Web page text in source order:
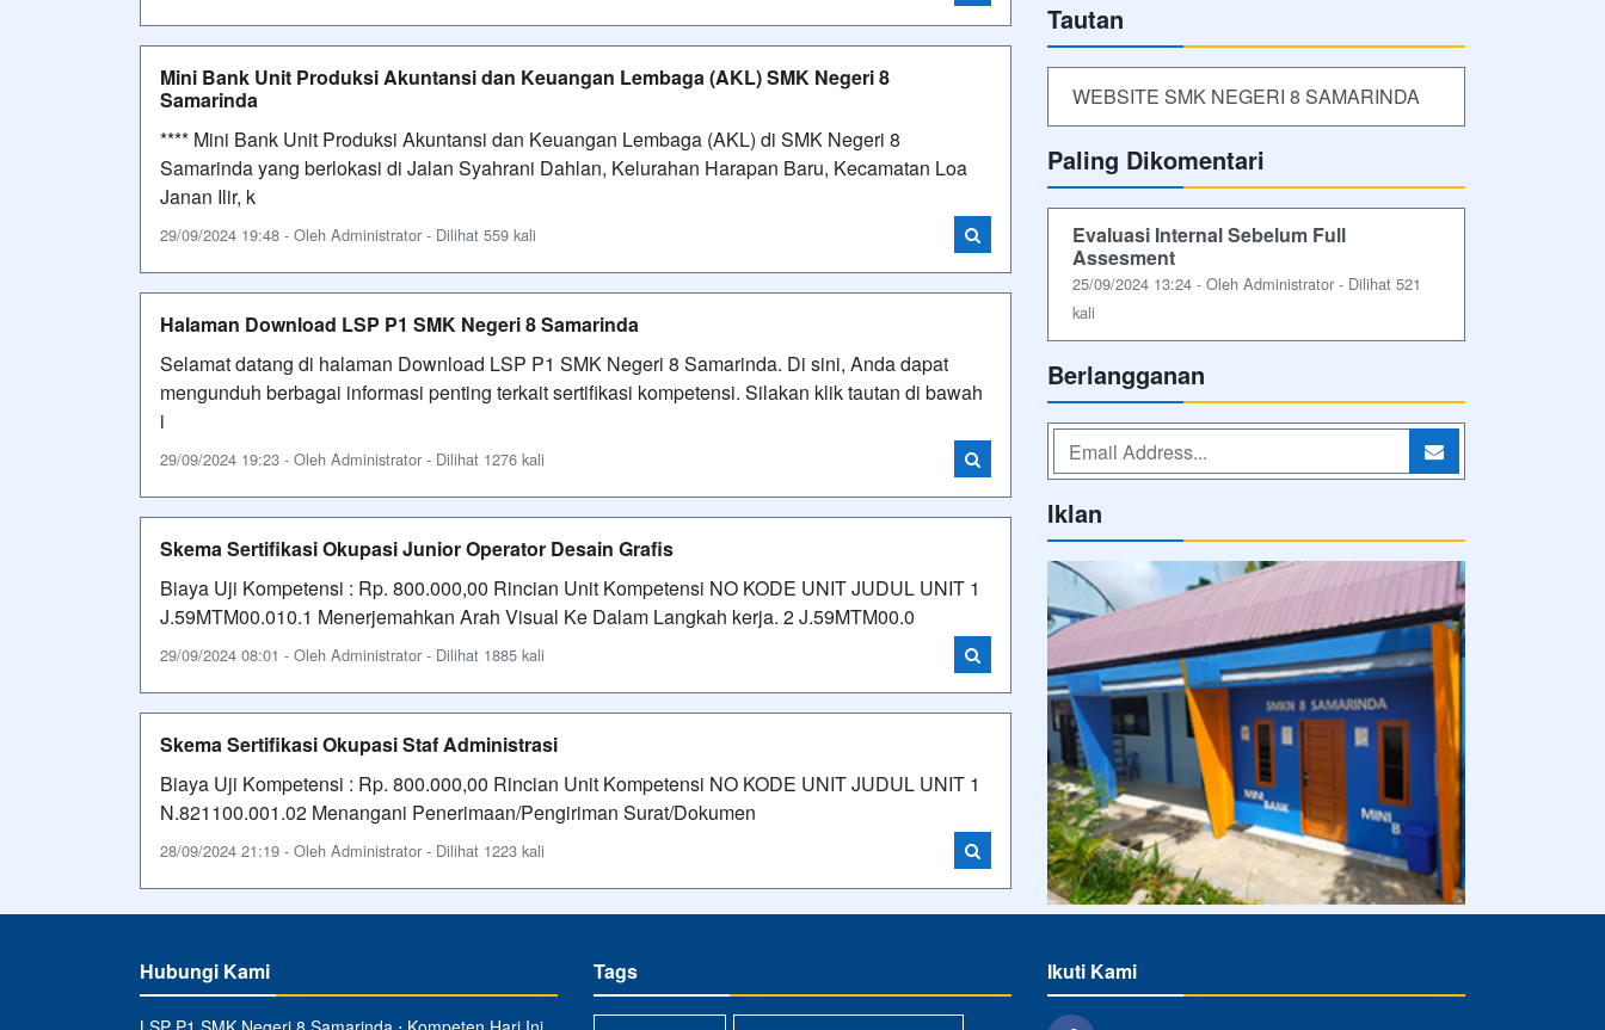
Mini Bank Unit Produksi Akuntansi dan Keuangan Lembaga (AKL) SMK Negeri 8
Samarinda
**** Mini Bank Unit Produksi Akuntansi dan Keuangan Lembaga (AKL) di SMK Negeri 8
Samarinda yang berlokasi di Jalan Syahrani Dahlan, Kelurahan Harapan Baru, Kecamatan Loa
Janan Ilir, k
29/09/2024 19:48 - Oleh Administrator - Dilihat 559 kali
Halaman Download LSP P1 SMK Negeri 8 Samarinda
Selamat datang di halaman Download LSP P1 SMK Negeri 8 Samarinda. Di sini, Anda dapat
mengunduh berbagai informasi penting terkait sertifikasi kompetensi. Silakan klik tautan di bawah
i
29/09/2024 19:23 - Oleh Administrator - Dilihat 1276 kali
Skema Sertifikasi Okupasi Junior Operator Desain Grafis
Biaya Uji Kompetensi : Rp. 800.000,00 Rincian Unit Kompetensi NO KODE UNIT JUDUL UNIT 1
J.59MTM00.010.1 Menerjemahkan Arah Visual Ke Dalam Langkah kerja. 2 J.59MTM00.0
29/09/2024 08:01 - Oleh Administrator - Dilihat 1885 kali
Skema Sertifikasi Okupasi Staf Administrasi
Biaya Uji Kompetensi : Rp. 800.000,00 Rincian Unit Kompetensi NO KODE UNIT JUDUL UNIT 1
N.821100.001.02 Menangani Penerimaan/Pengiriman Surat/Dokumen
28/09/2024 21:19 - Oleh Administrator - Dilihat 1223 kali
Tautan
WEBSITE SMK NEGERI 8 SAMARINDA
Paling Dikomentari
Evaluasi Internal Sebelum Full
Assesment
25/09/2024 13:24 - Oleh Administrator - Dilihat 521
kali
Berlangganan
Iklan
Hubungi Kami Tags Ikuti Kami